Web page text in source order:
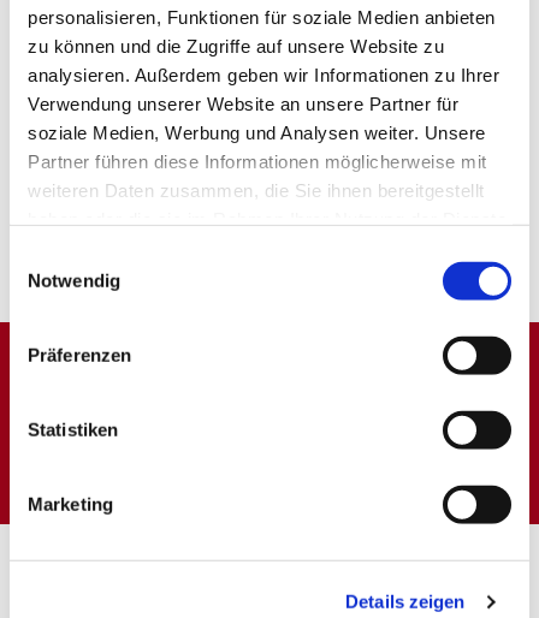
personalisieren, Funktionen für soziale Medien anbieten
zu können und die Zugriffe auf unsere Website zu
analysieren. Außerdem geben wir Informationen zu Ihrer
Verwendung unserer Website an unsere Partner für
soziale Medien, Werbung und Analysen weiter. Unsere
Partner führen diese Informationen möglicherweise mit
weiteren Daten zusammen, die Sie ihnen bereitgestellt
Notwendig
Präferenzen
Statistiken
Marketing
Details zeigen